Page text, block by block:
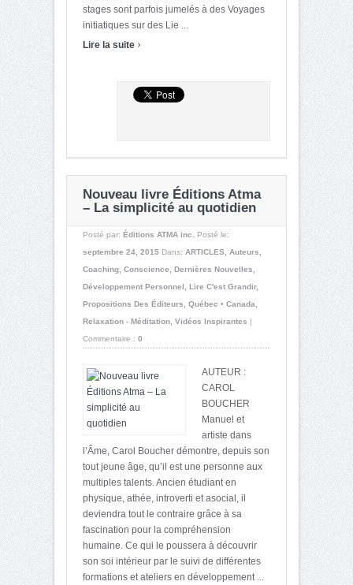
stages sont parfois jumelés à des Voyages
initiatiques sur des Lie ...
Lire la suite ›
Nouveau livre Éditions Atma
– La simplicité au quotidien
Posté par: Éditions ATMA inc.
Posté le:
septembre 24, 2015 Dans: ARTICLES Auteurs
Coaching Conscience Dernières Nouvelles
Développement Personnel
Lire C'est Grandir,
Propositions Des Éditeurs
Québec • Canada
Relaxation - Méditation Vidéos Inspirantes |
Commentaire : 0
AUTEUR :
CAROL
BOUCHER
Manuel et
artiste dans
l’Âme, Carol Boucher démontre, depuis son
tout jeune âge, qu’il est une personne aux
multiples talents. Ancien étudiant en
physique, athée, introverti et asocial, il
deviendra tout le contraire grâce à sa
fascination pour la compréhension
humaine. Ce qui le poussera à découvrir
son soi intérieur par le suivi de différentes
formations et ateliers en développement ...